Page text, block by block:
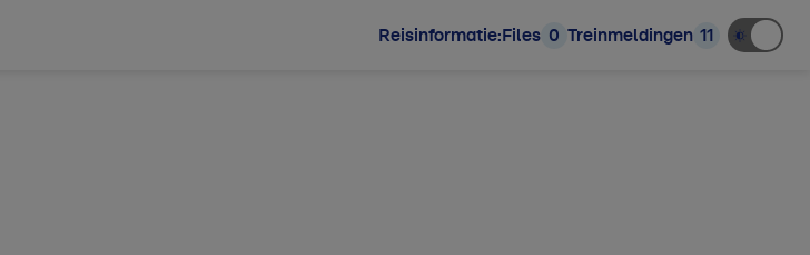
Reisinformatie:Files 0 Treinmeldingen 11